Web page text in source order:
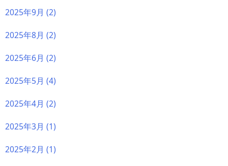
2025年9月 (2)
2025年8月 (2)
2025年6月 (2)
2025年5月 (4)
2025年4月 (2)
2025年3月 (1)
2025年2月 (1)